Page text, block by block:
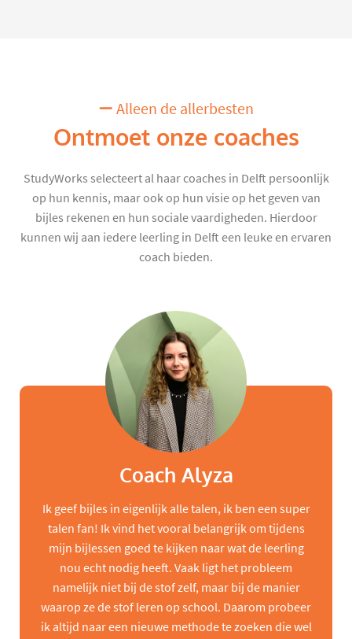
Alleen de allerbesten
Ontmoet onze coaches
StudyWorks selecteert al haar coaches in Delft persoonlijk
op hun kennis, maar ook op hun visie op het geven van
bijles rekenen en hun sociale vaardigheden. Hierdoor
kunnen wij aan iedere leerling in Delft een leuke en ervaren
coach bieden.
Coach Alyza
Ik geef bijles in eigenlijk alle talen, ik ben een super
talen fan! Ik vind het vooral belangrijk om tijdens
mijn bijlessen goed te kijken naar wat de leerling
nou echt nodig heeft. Vaak ligt het probleem
namelijk niet bij de stof zelf, maar bij de manier
waarop ze de stof leren op school. Daarom probeer
ik altijd naar een nieuwe methode te zoeken die wel